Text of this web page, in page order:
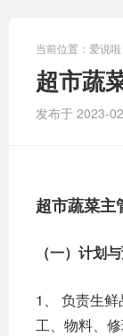
当前位置： 爱说啦
超市蔬
发布于 2023-
超市蔬菜主
（一）计划
1、 负责生
工、物料、修